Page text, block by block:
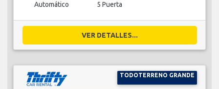
Automático 5 Puerta
VER DETALLES...
TODOTERRENO GRANDE